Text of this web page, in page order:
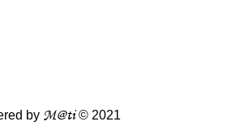
by M@ti© 2021